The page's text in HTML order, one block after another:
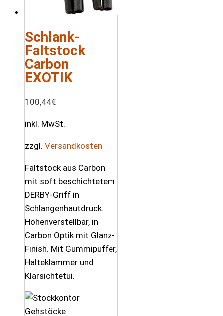
Schlank-
Faltstock
Carbon
EXOTIK
100,44€
inkl. MwSt.
zzgl. Versandkosten
Faltstock aus Carbon
mit soft beschichtetem
DERBY-Griff in
Schlangenhautdruck.
Höhenverstellbar, in
Carbon Optik mit Glanz-
Finish. Mit Gummipuffer,
Halteklammer und
Klarsichtetui.